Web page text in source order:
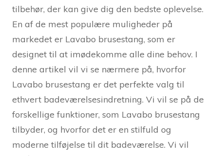
tilbehør, der kan give dig den bedste oplevelse.
En af de mest populære muligheder på
markedet er Lavabo brusestang, som er
designet til at imødekomme alle dine behov. I
denne artikel vil vi se nærmere på, hvorfor
Lavabo brusestang er det perfekte valg til
ethvert badeværelsesindretning. Vi vil se på de
forskellige funktioner, som Lavabo brusestang
tilbyder, og hvorfor det er en stilfuld og
moderne tilføjelse til dit badeværelse. Vi vil